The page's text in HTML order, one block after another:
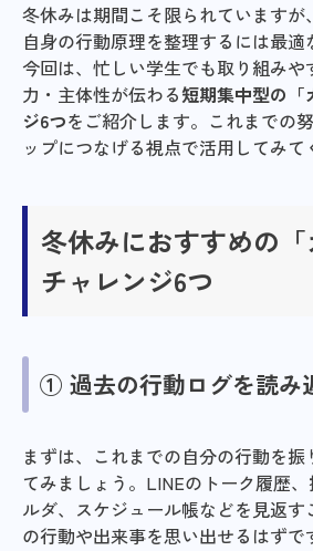
冬休みは期間こそ限られていますが
自身の行動原理を整理するには最適
今回は、忙しい学生でも取り組み
力・主体性が伝わる短期集中型の「
ジ6つをご紹介します。これまでの
ップにつなげる視点で活用してみて
冬休みにおすすめの「
チャレンジ6つ
① 過去の行動ログを読み
まずは、これまでの自分の行動を
てみましょう。LINEのトーク履歴
ルダ、スケジュール帳などを見返す
の行動や出来事を思い出せるはずで